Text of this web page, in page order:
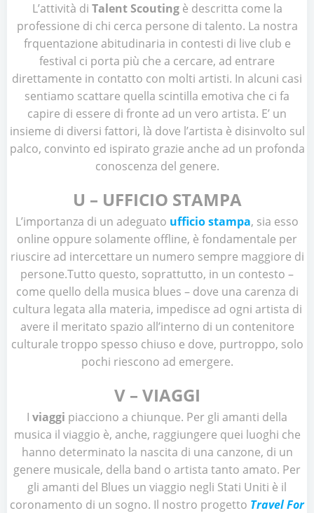
L’attività di Talent Scoutingè descritta come la
professione di chi cerca persone di talento. La nostra
frquentazione abitudinaria in contesti di live club e
festival ci porta più che a cercare, ad entrare
direttamente in contatto con molti artisti. In alcuni casi
sentiamo scattare quella scintilla emotiva che ci fa
capire di essere di fronte ad un vero artista. E’ un
insieme di diversi fattori, là dove l’artista è disinvolto sul
palco, convinto ed ispirato grazie anche ad un profonda
conoscenza del genere.
U – UFFICIO STAMPA
L’importanza di un adeguato ufficio stampa, sia esso
online oppure solamente offline, è fondamentale per
riuscire ad intercettare un numero sempre maggiore di
persone.Tutto questo, soprattutto, in un contesto –
come quello della musica blues – dove una carenza di
cultura legata alla materia, impedisce ad ogni artista di
avere il meritato spazio all’interno di un contenitore
culturale troppo spesso chiuso e dove, purtroppo, solo
pochi riescono ad emergere.
V – VIAGGI
I viaggi piacciono a chiunque. Per gli amanti della
musica il viaggio è, anche, raggiungere quei luoghi che
hanno determinato la nascita di una canzone, di un
genere musicale, della band o artista tanto amato. Per
gli amanti del Blues un viaggio negli Stati Uniti è il
coronamento di un sogno. Il nostro progetto Travel For